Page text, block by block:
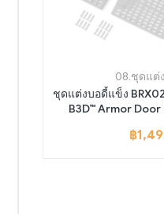
08.ชุดแต่
ชุดแต่งบอดี้แข็ง
B3D™ Armor Door
฿